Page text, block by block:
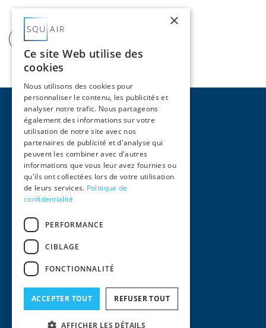
Voir la vidéo
© 2024
Pages
Accueil
Activités
International
Actualités
Contact
Informations Légales
Mentions Légales
Politique de confidentialité
×
Ce site Web utilise des
cookies
Nous utilisons des cookies pour
personnaliser le contenu, les publicités et
analyser notre trafic. Nous partageons
également des informations sur votre
utilisation de notre site avec nos
partenaires de publicité et d'analyse qui
peuvent les combiner avec d'autres
informations que vous leur avez fournies ou
qu'ils ont collectées lors de votre utilisation
de leurs services. Politique de
confidentialité
PERFORMANCE
CIBLAGE
FONCTIONNALITÉ
ACCEPTER TOUT REFUSER TOUT
AFFICHER LES DÉTAILS